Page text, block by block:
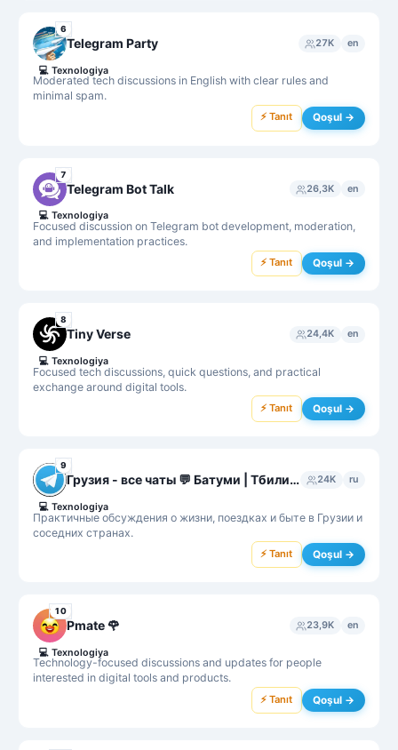
6
Telegram Party 27K en
Moderated tech discussions in English with clear rules and
minimal spam.
💻 Texnologiya
⚡ Tanıt Qoşul →
7
Telegram Bot Talk 26,3K en
Focused discussion on Telegram bot development, moderation,
and implementation practices.
💻 Texnologiya
⚡ Tanıt Qoşul →
8
Tiny Verse 24,4K en
Focused tech discussions, quick questions, and practical
exchange around digital tools.
💻 Texnologiya
⚡ Tanıt Qoşul →
9
Грузия - все чаты 💬 Батуми | Тбилиси | Кутаиси 24K ru
Практичные обсуждения о жизни, поездках и быте в Грузии и
соседних странах.
💻 Texnologiya
⚡ Tanıt Qoşul →
10
Pmate 🌹 23,9K en
Technology-focused discussions and updates for people
interested in digital tools and products.
💻 Texnologiya
⚡ Tanıt Qoşul →